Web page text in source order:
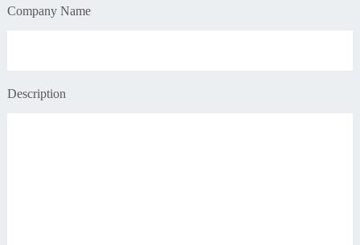
Company Name
Description